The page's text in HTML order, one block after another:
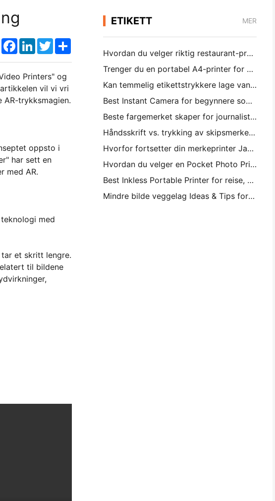
Facebook
LinkedInTwitterShare
Printers" og
vil vi vri
trykksmagien.
oppsto i
har sett en
med AR.
med
et skritt lengre.
til bildene
ETIKETT MER
Hvordan du velger riktig restaurant-programvare for din lille eller middelsstørrelse Restaurant
Trenger du en portabel A4-printer for krigsreiser? Hva virker faktisk
Kan temmelig etikettstrykkere lage vannsikkere etiketter for små forretningsprodukter?
Best Instant Camera for begynnere som ikke vil kaste bort papir
Beste fargemerket skaper for journalistering og skrapbooking: Legg mer farge til hver side
Håndsskrift vs. trykking av skipsmerker: Tips for små forretninger i 2026
Hvorfor fortsetter din merkeprinter Jamming?
Hvordan du velger en Pocket Photo Printer: En fullstendig veiledning for journalistering, reise og iPhone brukere
Best Inkless Portable Printer for reise, skole og mobil arbeid: Hanin MT620 Pro-review
Mindre bilde veggelag Ideas & Tips for drom og Dorm Decoration